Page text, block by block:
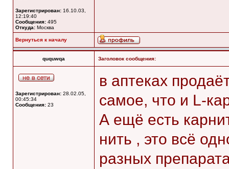
Зарегистрирован: 16.10.03,
12:19:40
Сообщения: 495
Откуда: Москва
Вернуться к началу
ququwqa Заголовок сообщения:
Зарегистрирован: 28.02.05,
00:45:34
Сообщения: 23
в аптеках
самое, что и L-
А ещё есть
нить , это всё
разных